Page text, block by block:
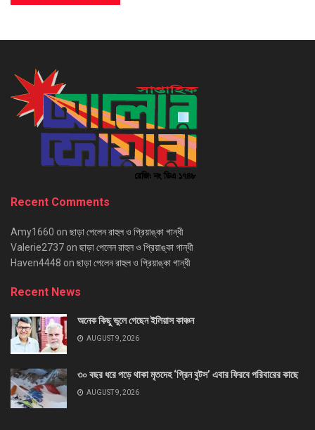
Recent Comments
Amy1660 on ছাড়া পেলেন রাহুল ও প্রিয়াঙ্কা গান্ধী
Valerie2737 on ছাড়া পেলেন রাহুল ও প্রিয়াঙ্কা গান্ধী
Haven4448 on ছাড়া পেলেন রাহুল ও প্রিয়াঙ্কা গান্ধী
Recent News
অনেক কিছু ভুলে গেছেন ইলিয়াস কাঞ্চন
AUGUST 9, 2026
৩০ বছর ধরে পড়ে থাকা মৃতদেহ ‘গ্রিন বুটস’ এবার ফিরবে পরিবারের কাছে
AUGUST 9, 2026